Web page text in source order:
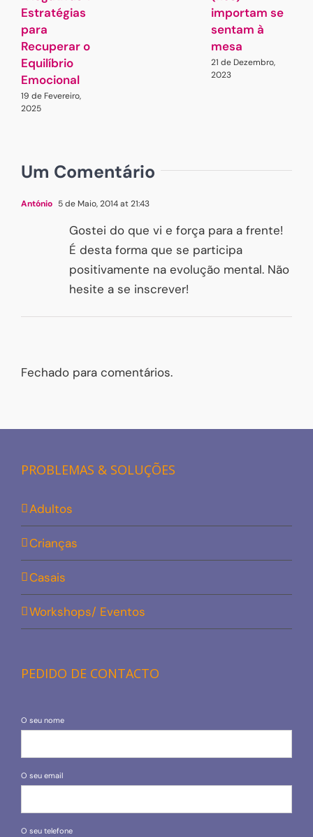
Estratégias
para
Recuperar o
Equilíbrio
Emocional
19 de Fevereiro,
2025
importam se
sentam à
mesa
21 de Dezembro,
2023
Um Comentário
António 5 de Maio, 2014 at 21:43
Gostei do que vi e força para a frente!
É desta forma que se participa
positivamente na evolução mental. Não
hesite a se inscrever!
Fechado para comentários.
PROBLEMAS & SOLUÇÕES
Adultos
Crianças
Casais
Workshops/ Eventos
PEDIDO DE CONTACTO
O seu nome
O seu email
O seu telefone